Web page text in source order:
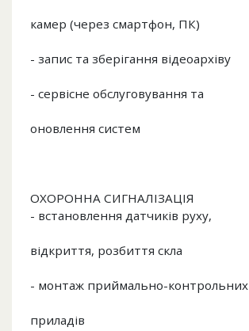
камер (через смартфон, ПК)
- запис та зберігання відеоархіву
- сервісне обслуговування та
оновлення систем
ОХОРОННА СИГНАЛІЗАЦІЯ
- встановлення датчиків руху,
відкриття, розбиття скла
- монтаж приймально-контрольних
приладів